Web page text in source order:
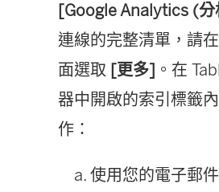
[Google Analytics (分
連線的完整清單，請在
面選取 [更多] 。在
器中開啟的索引標籤
作：
使用您的電子郵